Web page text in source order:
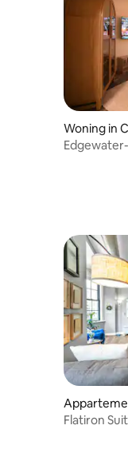
Woning in
Flatiron